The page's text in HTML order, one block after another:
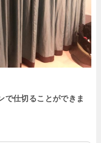
で仕切ることができま